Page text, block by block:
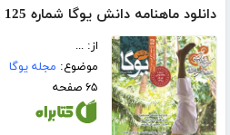
دانلود ماهنامه دانش یوگا شماره 125 - 126
از: ...
موضوع: مجله یوگا
۶۵ صفحه